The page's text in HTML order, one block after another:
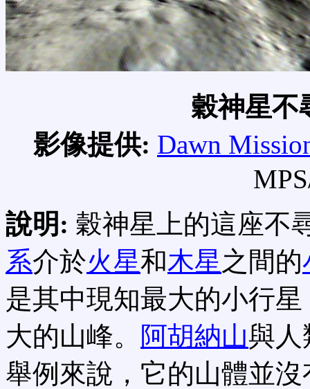
穀神星不
影像提供: Dawn
說明: 穀神星上的這座不
系介於火星和木星之間的
是其中現知最大的小行星
大的山峰。 阿胡納山與人
舉例來說，它的山體並沒